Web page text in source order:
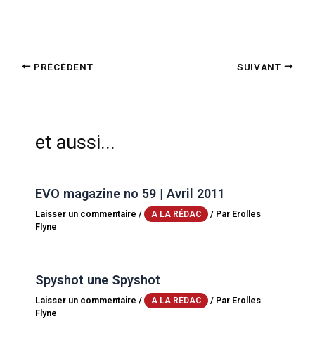
PRÉCÉDENT SUIVANT
et aussi...
EVO magazine no 59 | Avril 2011
Laisser un commentaire / A LA RÉDAC / Par Erolles
Flyne
Spyshot une Spyshot
Laisser un commentaire / A LA RÉDAC / Par Erolles
Flyne